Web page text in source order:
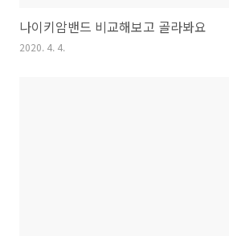
나이키암밴드 비교해보고 골라봐요
2020. 4. 4.